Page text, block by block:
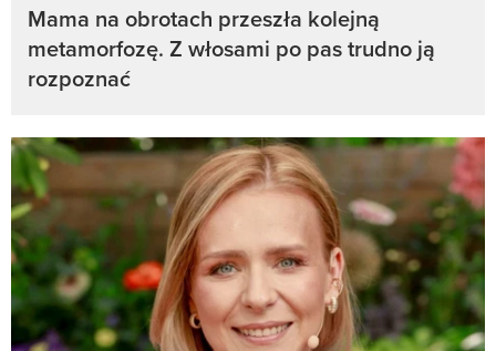
Mama na obrotach przeszła kolejną
metamorfozę. Z włosami po pas trudno ją
rozpoznać